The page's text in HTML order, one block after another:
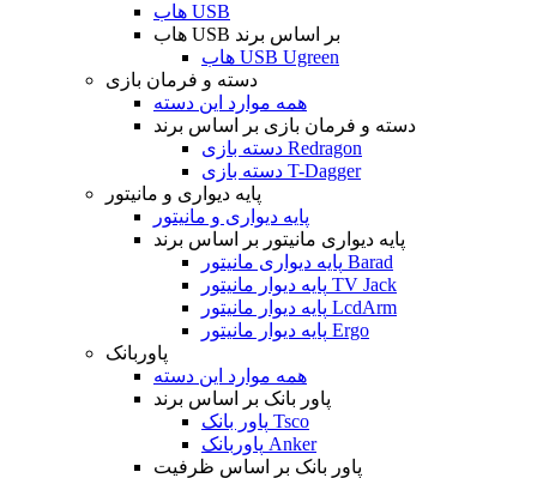
هاب USB
هاب USB بر اساس برند
هاب USB Ugreen
دسته و فرمان بازی
همه موارد این دسته
دسته و فرمان بازی بر اساس برند
دسته بازی Redragon
دسته بازی T-Dagger
پایه دیواری و مانیتور
پایه دیواری و مانیتور
پایه دیواری مانیتور بر اساس برند
پایه دیواری مانیتور Barad
پایه دیوار مانیتور TV Jack
پایه دیوار مانیتور LcdArm
پایه دیوار مانیتور Ergo
پاوربانک
همه موارد این دسته
پاور بانک بر اساس برند
پاور بانک Tsco
پاوربانک Anker
پاور بانک بر اساس ظرفیت